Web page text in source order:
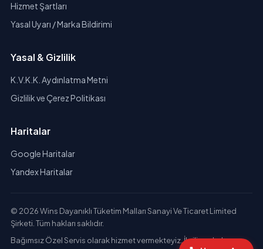
Hizmet Şartları
Yasal Uyarı / Marka Bildirimi
Yasal & Gizlilik
K.V.K.K. Aydınlatma Metni
Gizlilik ve Çerez Politikası
Haritalar
Google Haritalar
Yandex Haritalar
© 2026 Wins Dayanıklı Tüketim Malları Sanayi Ve Ticaret Limited
Şirketi. Tüm hakları saklıdır.
Bağımsız Özel Servis olarak hizmet vermekteyiz. İlgili markaların